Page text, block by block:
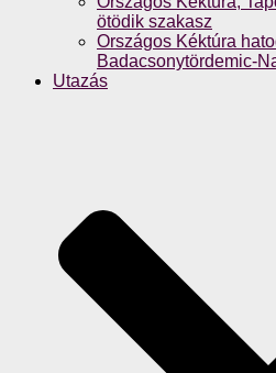
ötödik szakasz
Országos Kéktúra
Badacsonytördemic-
Utazás